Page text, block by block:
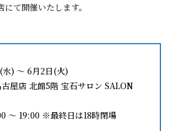
て開催いたします。
水) 〜 6月2日(火)
古屋店 北館5階 宝石サロン SALON
〜 19:00 ※最終日は18時閉場